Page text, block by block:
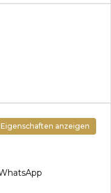
anzeigen